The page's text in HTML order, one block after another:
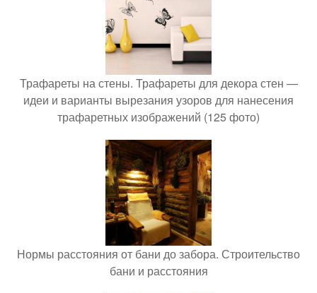
Трафареты на стены. Трафареты для декора стен —
идеи и варианты вырезания узоров для нанесения
трафаретных изображений (125 фото)
Нормы расстояния от бани до забора. Строительство
бани и расстояния